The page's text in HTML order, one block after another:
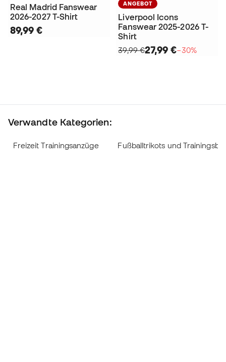
Real Madrid Fanswear
2026-2027 T-Shirt
89,99 €
ANGEBOT
Liverpool Icons
Fanswear 2025-2026 T-
Shirt
39,99 €27,99 €−30%
Verwandte Kategorien:
Freizeit Trainingsanzüge Fußballtrikots und